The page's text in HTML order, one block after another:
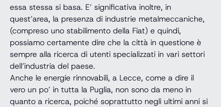
essa stessa si basa. E’ significativa inoltre, in
quest’area, la presenza di industrie metalmeccaniche,
(compreso uno stabilimento della Fiat) e quindi,
possiamo certamente dire che la città in questione è
sempre alla ricerca di utenti specializzati in vari settori
dell’industria del paese.
Anche le energie rinnovabili, a Lecce, come a dire il
vero un po’ in tutta la Puglia, non sono da meno in
quanto a ricerca, poiché soprattutto negli ultimi anni si